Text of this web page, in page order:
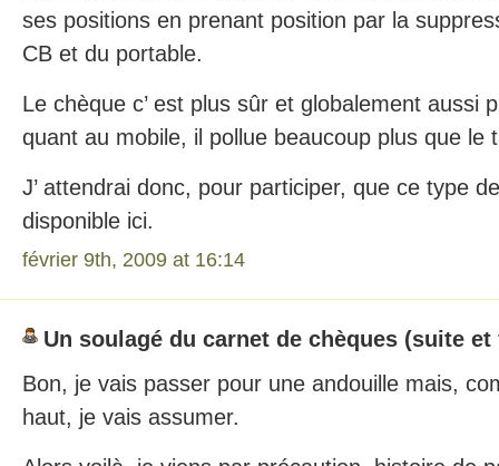
ses positions en prenant position par la
CB et du portable.
Le chèque c’ est plus sûr et globalement aussi
quant au mobile, il pollue beaucoup plus que le
J’ attendrai donc, pour participer, que ce type
disponible ici.
février 9th, 2009 at 16:14
Un soulagé du carnet de chèques (suite et
Bon, je vais passer pour une andouille mais,
haut, je vais assumer.